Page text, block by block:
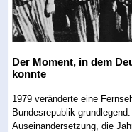
Der Moment, in dem
konnte
1979 veränderte eine
Bundesrepublik
Auseinandersetzung, die